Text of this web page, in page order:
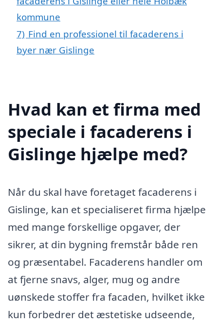
kommune
7) Find en professionel til facaderens i
byer nær Gislinge
Hvad kan et firma med
speciale i facaderens i
Gislinge hjælpe med?
Når du skal have foretaget facaderens i
Gislinge, kan et specialiseret firma hjælpe
med mange forskellige opgaver, der
sikrer, at din bygning fremstår både ren
og præsentabel. Facaderens handler om
at fjerne snavs, alger, mug og andre
uønskede stoffer fra facaden, hvilket ikke
kun forbedrer det æstetiske udseende,